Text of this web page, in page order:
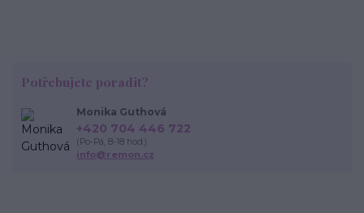
Potřebujete poradit?
Monika Guthová
+420 704 446 722
(Po-Pá, 8-18 hod.)
info@remon.cz